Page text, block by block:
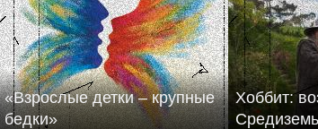
«Взрослые детки – крупные
бедки»
Хоббит: